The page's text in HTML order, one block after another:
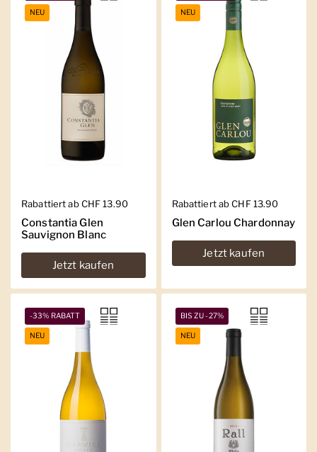
Regulärer Preis
Rabattiert ab CHF 13.90
Constantia Glen
Sauvignon Blanc
Jetzt kaufen
NEU
Regulärer Preis
Rabattiert ab CHF 13.90
Glen Carlou Chardonnay
Jetzt kaufen
NEU
-33% RABATT
NEU
BIS ZU -27%
NEU